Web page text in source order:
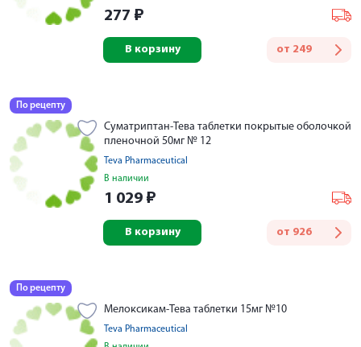
277 ₽
от 249
В корзину
По рецепту
Суматриптан-Тева таблетки покрытые оболочкой
пленочной 50мг № 12
Teva Pharmaceutical
В наличии
1 029 ₽
от 926
В корзину
По рецепту
Мелоксикам-Тева таблетки 15мг №10
Teva Pharmaceutical